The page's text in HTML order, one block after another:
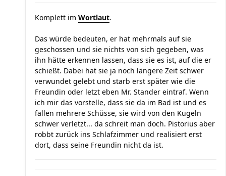
Komplett im Wortlaut.
Das würde bedeuten, er hat mehrmals auf sie
geschossen und sie nichts von sich gegeben, was
ihn hätte erkennen lassen, dass sie es ist, auf die er
schießt. Dabei hat sie ja noch längere Zeit schwer
verwundet gelebt und starb erst später wie die
Freundin oder letzt eben Mr. Stander eintraf. Wenn
ich mir das vorstelle, dass sie da im Bad ist und es
fallen mehrere Schüsse, sie wird von den Kugeln
schwer verletzt... da schreit man doch. Pistorius aber
robbt zurück ins Schlafzimmer und realisiert erst
dort, dass seine Freundin nicht da ist.